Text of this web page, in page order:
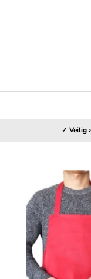
✓ Veilig